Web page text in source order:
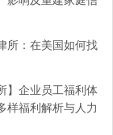
所：在美国如何找
】企业员工福利体
样福利解析与人力